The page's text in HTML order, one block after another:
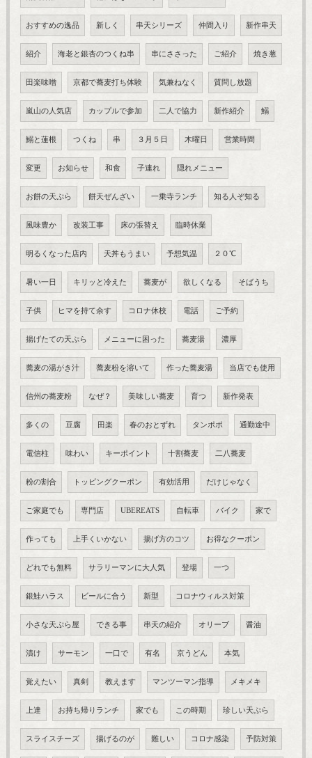
おすすめの逸品 新しく 串天シリーズ 仲間入り 新作串天
紹介 海老と銀杏のつくね串 串にささった ご紹介 焼き葱
田楽味噌 京都で蕎麦打ち体験 気兼ねなく 質問し放題
嵐山の人気店 カップルで参加 二人で協力 新作紹介 鰯
鰯と蓮根 つくね 串 ３月５日 木曜日 営業時間
変更 お知らせ 和食 子連れ 隠れメニュー
お餅の天ぷら 餅天ぜんざい 一乗寺ランチ 知る人ぞ知る
風味豊か 改装工事 床の張替え 臨時休業
明るくなった店内 天丼もうまい 予想気温 ２０℃
暑い一日 キリッと冷えた 蕎麦が 欲しくなる そばうち
子供 ヒマを持て余す コロナ休校 電話 ご予約
揚げたての天ぷら メニューに困った 蕎麦湯 濃厚
蕎麦の湯がき汁 蕎麦粉を溶いて 作った蕎麦湯 当店でも使用
信州の蕎麦粉 なぜ？ 美味しい蕎麦 育つ 新作発表
多くの 豆腐 田楽 春のおとずれ タンポポ 通勤途中
電信柱 味わい キーポイント 十割蕎麦 二八蕎麦
粉の割合 トッピングクーポン 有効活用 だけじゃなく
ご家庭でも 専門店 UBEREATS 自転車 バイク 家で
作っても 上手くいかない 揚げ方のコツ お得なクーポン
どれでも無料 サラリーマンに大人気 登場 一つ
銀鮭ハラス ビールに合う 新型 コロナウィルス対策
小さな天ぷら屋 できる事 串天の紹介 オリーブ 醤油
漬け サーモン 一口で 有名 京うどん 本気
覚えたい 真剣 教えます マンツーマン指導 メキメキ
上達 お持ち帰りランチ 家でも この時期 珍しい天ぷら
スライスチーズ 揚げるのが 難しい コロナ感染 予防対策